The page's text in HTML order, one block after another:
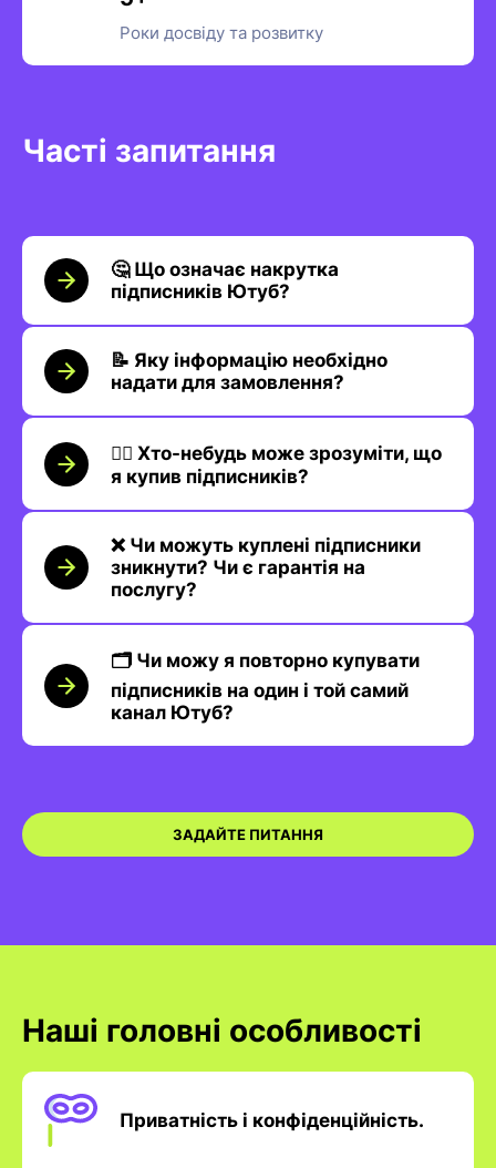
Роки досвіду та розвитку
Часті запитання
🤔 Що означає накрутка
підписників Ютуб?
📝 Яку інформацію необхідно
надати для замовлення?
🕵️‍♂️ Хто-небудь може зрозуміти, що
я купив підписників?
❌ Чи можуть куплені підписники
зникнути? Чи є гарантія на
послугу?
🗂️ Чи можу я повторно купувати
підписників на один і той самий
канал Ютуб?
ЗАДАЙТЕ ПИТАННЯ
Наші головні особливості
Приватність і конфіденційність.